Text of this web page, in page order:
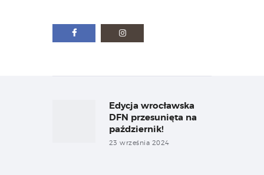
Previous
post:
Edycja wrocławska
DFN przesunięta na
październik!
23 września 2024